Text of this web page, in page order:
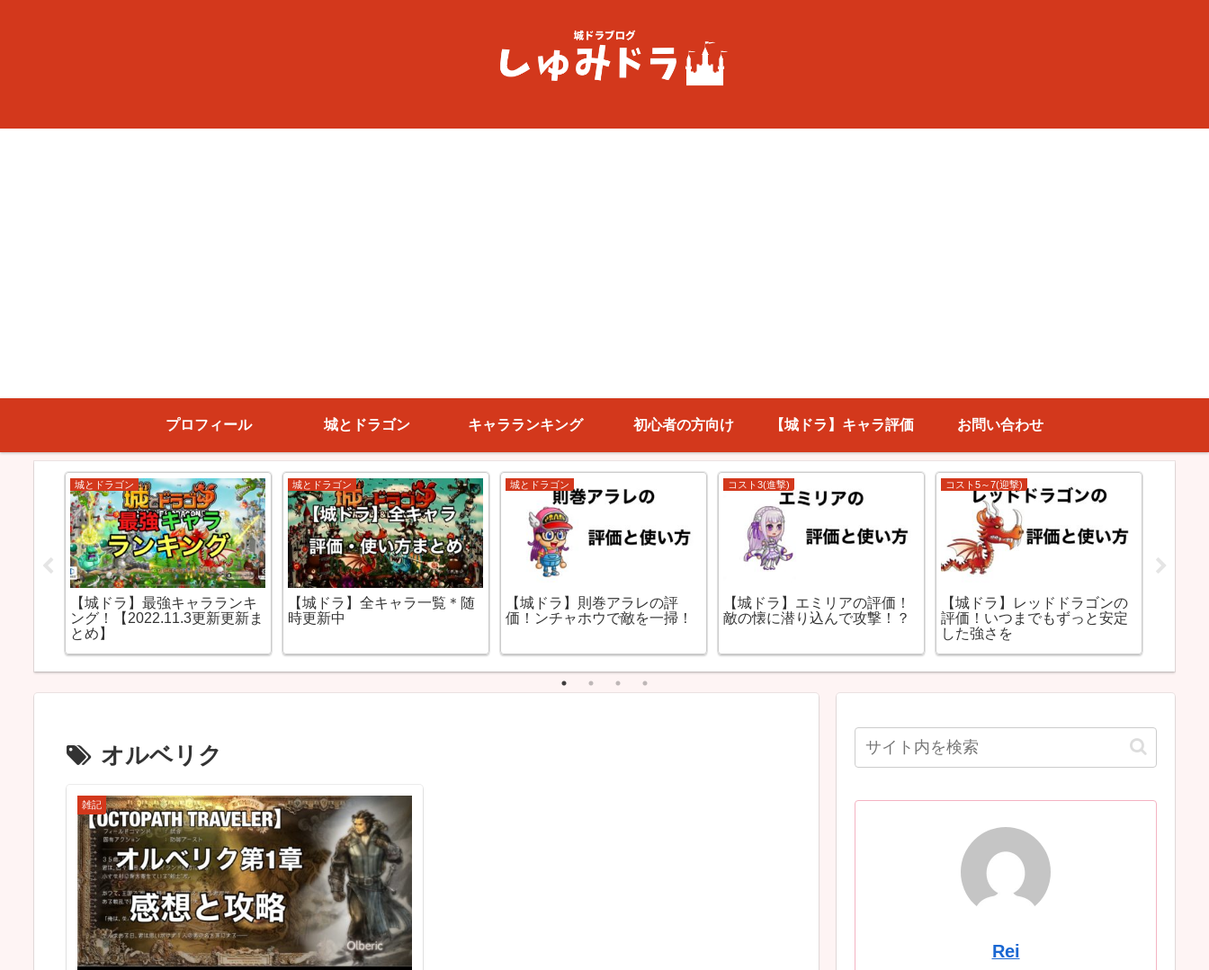
プロフィール 城とドラゴン キャラランキング 初心者の方向け 【城ドラ】キャラ評価 お問い合わせ
コスト5～7(進撃)
【城ドラ】バルーンガールの
評価！ラジコン兵の圧がヤバ
い！
コスト3(進撃)
【城ドラ】アシュラの評価！
大型もスタンで行動不能に！
城とドラゴン
【城ドラ】ディケイドの評
価！ライダーキックで爆殺！
城とドラゴン
【城ドラ】リザードマンとオ
ークは現状どっちがいいの？
コスト4
【城ドラ】ネコムートの評
価！攻撃も耐久もピカイチ！
オルベリク
雑記
Rei